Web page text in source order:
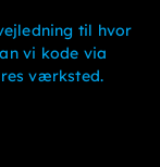
til hvor
vi kode via
værksted.